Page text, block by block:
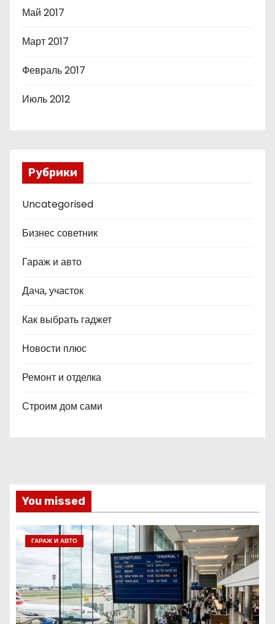
Май 2017
Март 2017
Февраль 2017
Июль 2012
Рубрики
Uncategorised
Бизнес советник
Гараж и авто
Дача, участок
Как выбрать гаджет
Новости плюс
Ремонт и отделка
Строим дом сами
You missed
ГАРАЖ И АВТО